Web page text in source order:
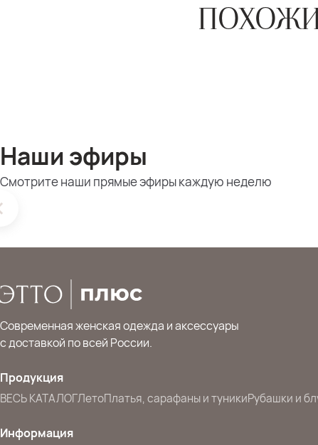
Наши эфиры
Смотрите наши прямые эфиры каждую неделю
Современная женская одежда и аксессуары
с доставкой по всей России.
Продукция
ВЕСЬ КАТАЛОГЛетоПлатья, сарафаны и туникиРубашки и
Информация